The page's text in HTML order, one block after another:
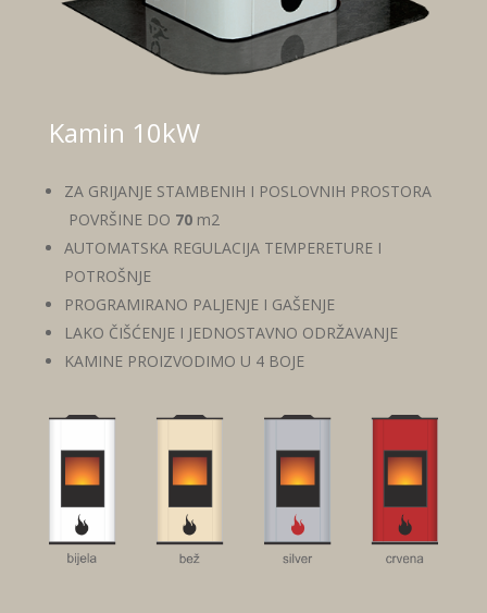
Kamin 10kW
ZA GRIJANJE STAMBENIH I POSLOVNIH PROSTORA
POVRŠINE DO 70m2
AUTOMATSKA REGULACIJA TEMPERETURE I
POTROŠNJE
PROGRAMIRANO PALJENJE I GAŠENJE
LAKO ČIŠĆENJE I JEDNOSTAVNO ODRŽAVANJE
KAMINE PROIZVODIMO U 4 BOJE